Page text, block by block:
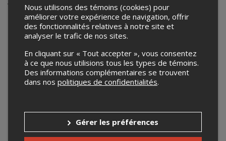
Votre recherche n'a retourné aucun résultat.
Nous utilisons des témoins (cookies) pour
améliorer votre expérience de navigation, offrir
des fonctionnalités relatives à notre site et
analyser le trafic de nos sites.
En cliquant sur « Tout accepter », vous consentez
à ce que nous utilisions tous les types de témoins.
Des informations complémentaires se trouvent
dans nos politiques de confidentialités.
Gérer les préférences